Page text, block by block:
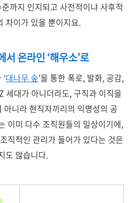
까지 인지되고 사전적이냐 사후적
차이가 있을 뿐이지요.
서 온라인 ‘해우소’로
대나무 숲’을 통한 폭로, 발화, 공감,
세대가 아니더라도, 구직과 이직을
아니라 현직자끼리의 익명성의 공
이미 다수 조직원들의 일상이기에,
직적인 관리가 들어가 있다는 것은
도 않습니다.